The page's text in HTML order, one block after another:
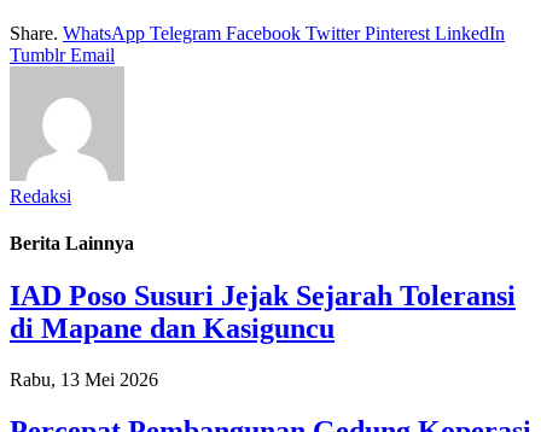
Share. WhatsApp Telegram Facebook Twitter Pinterest LinkedIn
Tumblr Email
Redaksi
Berita Lainnya
IAD Poso Susuri Jejak Sejarah Toleransi
di Mapane dan Kasiguncu
Rabu, 13 Mei 2026